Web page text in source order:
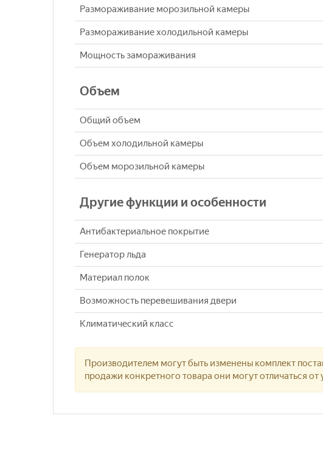
Размораживание морозильной камеры
Размораживание холодильной камеры
Мощность замораживания
Объем
Общий объем
Объем холодильной камеры
Объем морозильной камеры
Другие функции и особенности
Антибактериальное покрытие
Генератор льда
Материал полок
Возможность перевешивания двери
Климатический класс
Производителем могут быть изменены комплект
продажи конкретного товара они могут отличаться от